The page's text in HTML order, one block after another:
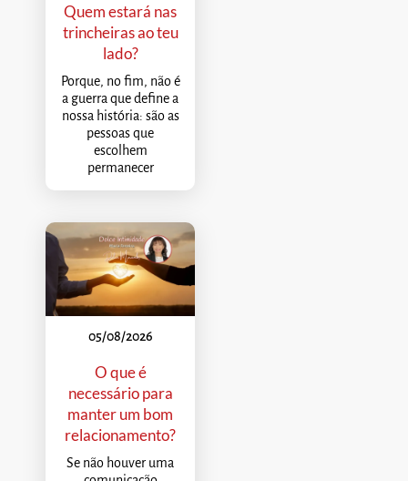
Quem estará nas
trincheiras ao teu
lado?
Porque, no fim, não é
a guerra que define a
nossa história: são as
pessoas que
escolhem
permanecer
05/08/2026
O que é
necessário para
manter um bom
relacionamento?
Se não houver uma